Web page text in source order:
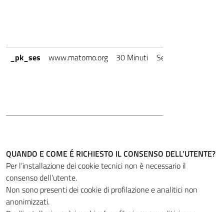
_pk_ses www.matomo.org 30 Minuti Sessione
QUANDO E COME É RICHIESTO IL CONSENSO DELL’UTENTE?
Per l’installazione dei cookie tecnici non è necessario il
consenso dell’utente.
Non sono presenti dei cookie di profilazione e analitici non
anonimizzati.